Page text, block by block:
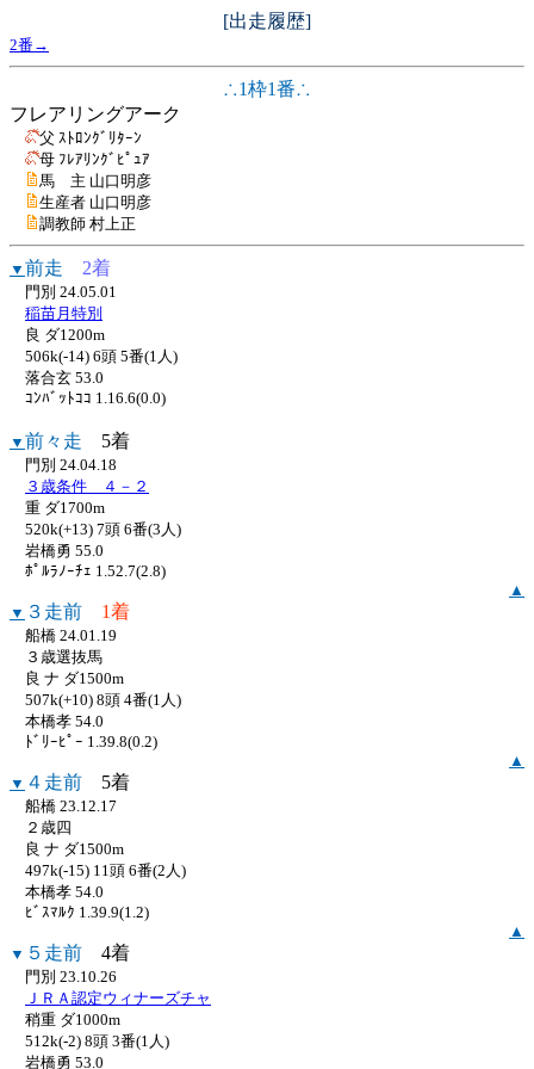
[出走履歴]
2番→
∴1枠1番∴
フレアリングアーク
父 ｽﾄﾛﾝｸﾞﾘﾀｰﾝ
母 ﾌﾚｱﾘﾝｸﾞﾋﾟｭｱ
馬 主 山口明彦
生産者 山口明彦
調教師 村上正
▼ 前走 2着
門別 24.05.01
稲苗月特別
良 ダ1200m
506k(-14) 6頭 5番(1人)
落合玄 53.0
ｺﾝﾊﾞｯﾄｺｺ 1.16.6(0.0)
▼ 前々走 5着
門別 24.04.18
３歳条件 ４－２
重 ダ1700m
520k(+13) 7頭 6番(3人)
岩橋勇 55.0
ﾎﾟﾙﾗﾉｰﾁｪ 1.52.7(2.8)
▲
▼ ３走前 1着
船橋 24.01.19
３歳選抜馬
良 ナ ダ1500m
507k(+10) 8頭 4番(1人)
本橋孝 54.0
ﾄﾞﾘｰﾋﾟｰ 1.39.8(0.2)
▲
▼ ４走前 5着
船橋 23.12.17
２歳四
良 ナ ダ1500m
497k(-15) 11頭 6番(2人)
本橋孝 54.0
ﾋﾞｽﾏﾙｸ 1.39.9(1.2)
▲
▼ ５走前 4着
門別 23.10.26
ＪＲＡ認定ウィナーズチャ
稍重 ダ1000m
512k(-2) 8頭 3番(1人)
岩橋勇 53.0